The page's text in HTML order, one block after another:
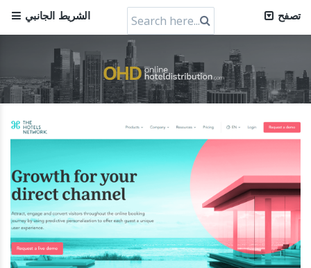
تحصل على تقييم بقيمة 1.2 مليار دولار أمريكي
30 July 2024
زيادة رأس مال شركة RateGain بقيمة 72 مليون دولار: قفزة
استراتيجية نحو الهيمنة العالمية
11 July 2024
الشريط الجانبي
Search
for:
تصفح